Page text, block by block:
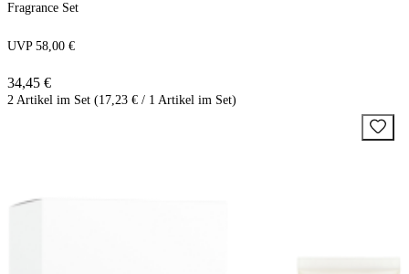
Fragrance Set
UVP 58,00 €
34,45 €
2 Artikel im Set (17,23 € / 1 Artikel im Set)